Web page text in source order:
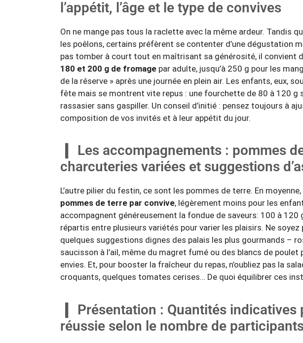
l’appétit, l’âge et le type de convives
On ne mange pas tous la raclette avec la même ardeur. Tandis
les poêlons, certains préfèrent se contenter d’une dégustation
pas tomber à court tout en maîtrisant sa générosité, il convient
180 et 200 g de fromage par adulte, jusqu’à 250 g pour les
de la réserve » après une journée en plein air. Les enfants, eux,
fête mais se montrent vite repus : une fourchette de 80 à 120 g
rassasier sans gaspiller. Un conseil d’initié : pensez toujours à
composition de vos invités et à leur appétit du jour.
Les accompagnements : pommes
charcuteries variées et suggestions
L’autre pilier du festin, ce sont les pommes de terre. En
pommes de terre par convive, légèrement moins pour les
accompagnent généreusement la fondue de saveurs: 100 à 120
répartis entre plusieurs variétés pour varier les plaisirs. Ne
quelques suggestions dignes des palais les plus gourmands –
saucisson à l’ail, même du magret fumé ou des blancs de
envies. Et, pour booster la fraîcheur du repas, n’oubliez pas la
croquants, quelques tomates cerises… De quoi équilibrer ces
Présentation : Quantités indicatives
réussie selon le nombre de